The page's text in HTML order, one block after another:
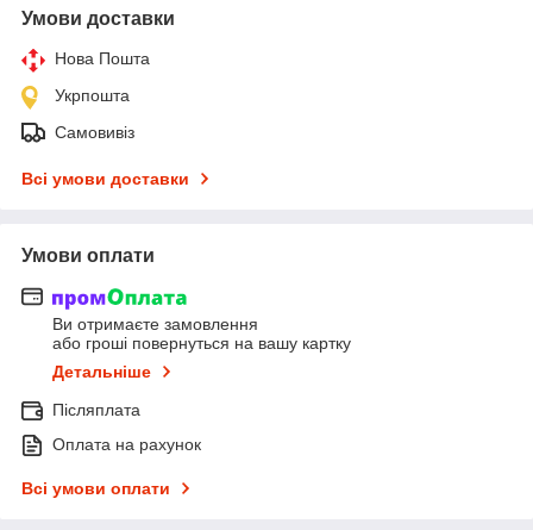
Умови доставки
Нова Пошта
Укрпошта
Самовивіз
Всі умови доставки
Умови оплати
Ви отримаєте замовлення
або гроші повернуться на вашу картку
Детальніше
Післяплата
Оплата на рахунок
Всі умови оплати